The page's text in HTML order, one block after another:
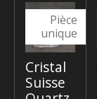
Pièce
unique
Cristal
Suisse